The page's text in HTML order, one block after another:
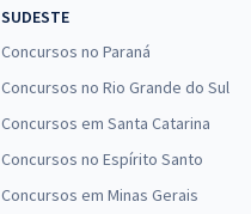
SUDESTE
Concursos no Paraná
Concursos no Rio Grande do Sul
Concursos em Santa Catarina
Concursos no Espírito Santo
Concursos em Minas Gerais